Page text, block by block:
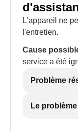
L'appareil ne
l'entretien.
Cause
service a été
Problème
Le